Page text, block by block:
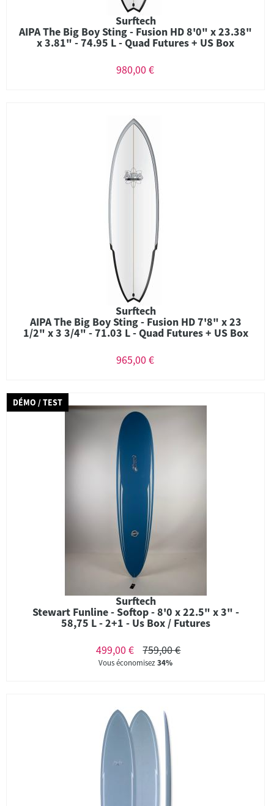
Surftech
AIPA The Big Boy Sting - Fusion HD 8'0" x 23.38"
x 3.81" - 74.95 L - Quad Futures + US Box
980,00 €
Surftech
AIPA The Big Boy Sting - Fusion HD 7'8" x 23
1/2" x 3 3/4" - 71.03 L - Quad Futures + US Box
965,00 €
DÉMO / TEST
Surftech
Stewart Funline - Softop - 8'0 x 22.5" x 3" -
58,75 L - 2+1 - Us Box / Futures
499,00 €
759,00 €
Vous économisez34%